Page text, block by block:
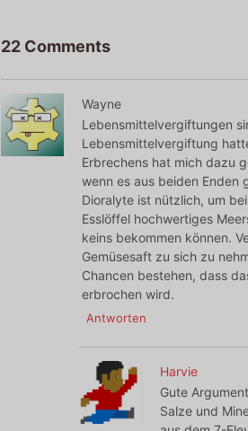
22 Comments
Wayne
Lebensmittelvergiftungen
Lebensmittelvergiftung
Erbrechens hat mich dazu
wenn es aus beiden Enden
Dioralyte ist nützlich, um
Esslöffel hochwertiges
keins bekommen können.
Gemüsesaft zu sich zu
Chancen bestehen, dass
erbrochen wird.
Antworten
Harvie
Gute
Salze und